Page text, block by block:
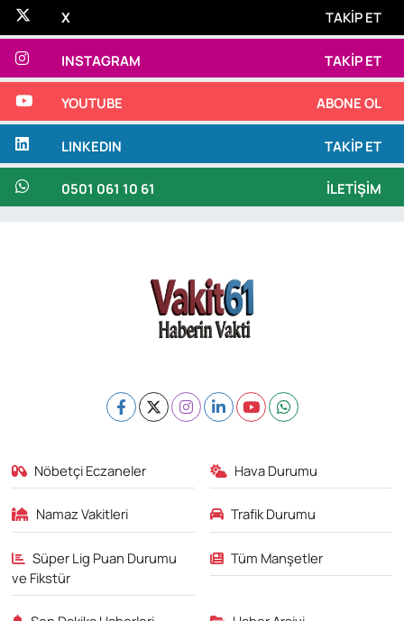
X TAKIP ET
INSTAGRAM TAKIP ET
YOUTUBE ABONE OL
LINKEDIN TAKIP ET
0501 061 10 61 İLETIŞIM
Nöbetçi Eczaneler Hava Durumu
Namaz Vakitleri Trafik Durumu
Süper Lig Puan Durumu
ve Fikstür
Tüm Manşetler